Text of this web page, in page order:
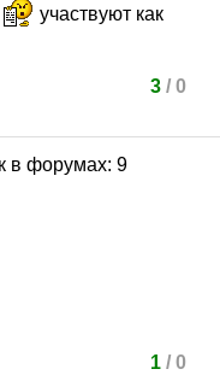
участвуют как
3/ 0
1/ 0